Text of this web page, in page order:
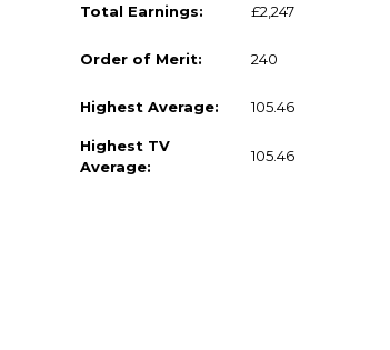
Total Earnings: £2,247
Order of Merit: 240
Highest Average: 105.46
Highest TV
Average:
105.46